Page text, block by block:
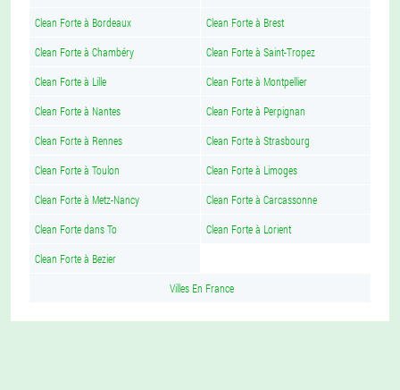
Clean Forte à Bordeaux Clean Forte à Brest
Clean Forte à Chambéry Clean Forte à Saint-Tropez
Clean Forte à Lille Clean Forte à Montpellier
Clean Forte à Nantes Clean Forte à Perpignan
Clean Forte à Rennes Clean Forte à Strasbourg
Clean Forte à Toulon Clean Forte à Limoges
Clean Forte à Metz-Nancy Clean Forte à Carcassonne
Clean Forte dans To Clean Forte à Lorient
Clean Forte à Bezier
Villes En France